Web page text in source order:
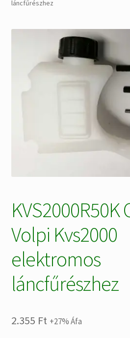
AKCIÓS Újdonságok!
láncfűrészhez
Volpi Kvs2000
elektromos
láncfűrészhez
2.355 Ft +27% Áfa